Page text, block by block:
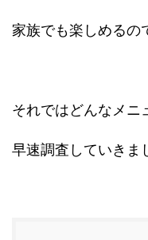
家族でも楽しめるの
それではどんなメニ
早速調査していきま